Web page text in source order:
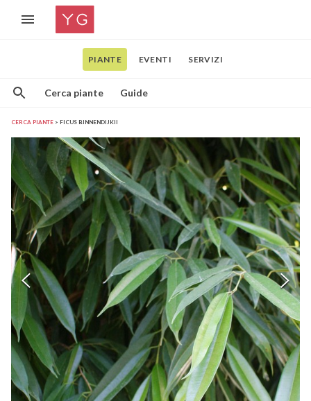
PIANTE EVENTI SERVIZI
Cerca piante Guide
CERCA PIANTE FICUS BINNENDIJKII